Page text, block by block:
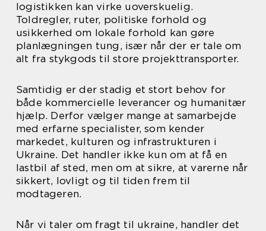
logistikken kan virke uoverskuelig.
Toldregler, ruter, politiske forhold og
usikkerhed om lokale forhold kan gøre
planlægningen tung, især når der er tale om
alt fra stykgods til store projekttransporter.
Samtidig er der stadig et stort behov for
både kommercielle leverancer og humanitær
hjælp. Derfor vælger mange at samarbejde
med erfarne specialister, som kender
markedet, kulturen og infrastrukturen i
Ukraine. Det handler ikke kun om at få en
lastbil af sted, men om at sikre, at varerne når
sikkert, lovligt og til tiden frem til
modtageren.
Når vi taler om fragt til ukraine, handler det